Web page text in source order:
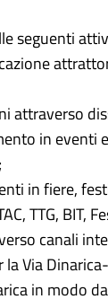
seguenti
attraverso
in eventi
in fiere,
TTG, BIT,
canali
la Via
in modo